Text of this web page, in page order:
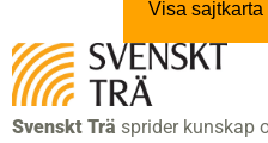
Visa sajtkarta
Svenskt Trä sprider kunskap